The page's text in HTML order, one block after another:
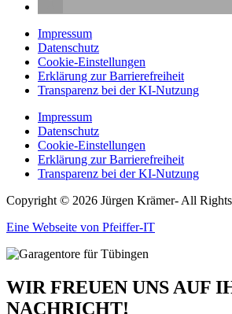
Impressum
Datenschutz
Cookie-Einstellungen
Erklärung zur Barrierefreiheit
Transparenz bei der KI-Nutzung
Impressum
Datenschutz
Cookie-Einstellungen
Erklärung zur Barrierefreiheit
Transparenz bei der KI-Nutzung
Copyright © 2026 Jürgen Krämer- All Rights
Eine Webseite von Pfeiffer-IT
WIR FREUEN UNS AUF
NACHRICHT!